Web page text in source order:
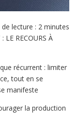
lecture : 2 minutes
LE RECOURS À
récurrent : limiter
tout en se
manifeste.
la production